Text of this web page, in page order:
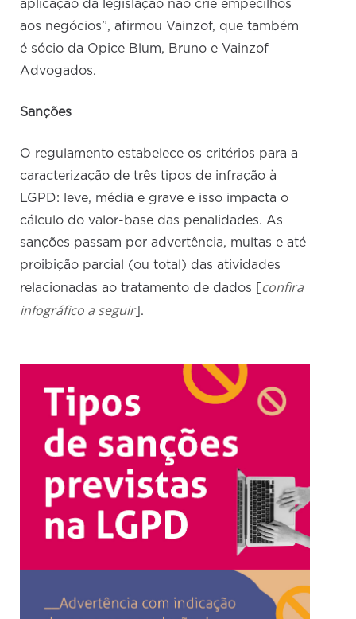
aplicação da legislação não crie empecilhos
aos negócios”, afirmou Vainzof, que também
é sócio da Opice Blum, Bruno e Vainzof
Advogados.
Sanções
O regulamento estabelece os critérios para a
caracterização de três tipos de infração à
LGPD: leve, média e grave e isso impacta o
cálculo do valor-base das penalidades. As
sanções passam por advertência, multas e até
proibição parcial (ou total) das atividades
relacionadas ao tratamento de dados [ confira
infográfico a seguir].